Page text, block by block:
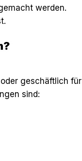
werden.
geschäftlich für
sind: